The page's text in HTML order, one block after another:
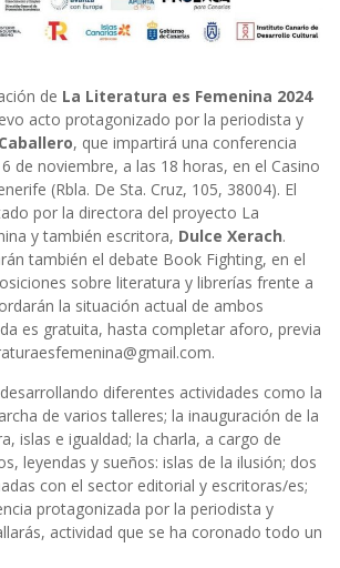
de La Literatura es Femenina 2024
acto protagonizado por la periodista y
, que impartirá una conferencia
de noviembre, a las 18 horas, en el Casino
(Rbla. De Sta. Cruz, 105, 38004). El
por la directora del proyecto La
y también escritora, Dulce Xerach.
también el debate Book Fighting, en el
sobre literatura y librerías frente a
la situación actual de ambos
es gratuita, hasta completar aforo, previa
diferentes actividades como la
de varios talleres; la inauguración de la
islas e igualdad; la charla, a cargo de
leyendas y sueños: islas de la ilusión; dos
con el sector editorial y escritoras/es;
protagonizada por la periodista y
actividad que se ha coronado todo un